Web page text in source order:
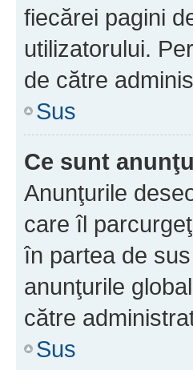
fiecărei pagini
utilizatorului.
de către
Sus
Ce sunt
Anunţurile
care îl
în partea de
anunţurile
către
Sus